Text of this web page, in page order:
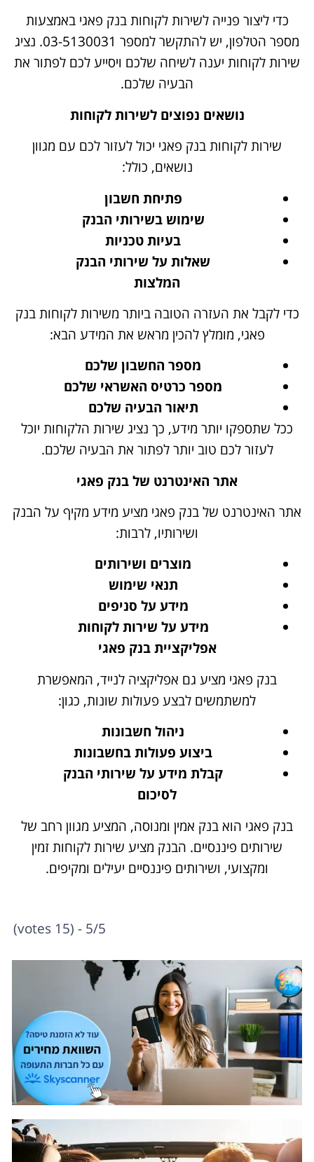
כדי ליצור פנייה לשירות לקוחות בנק פאגי באמצעות
מספר הטלפון, יש להתקשר למספר 03-5130031. נציג
שירות לקוחות יענה לשיחה שלכם ויסייע לכם לפתור את
הבעיה שלכם.
נושאים נפוצים לשירות לקוחות
שירות לקוחות בנק פאגי יכול לעזור לכם עם מגוון
נושאים, כולל:
פתיחת חשבון
שימוש בשירותי הבנק
בעיות טכניות
שאלות על שירותי הבנק
המלצות
כדי לקבל את העזרה הטובה ביותר משירות לקוחות בנק
פאגי, מומלץ להכין מראש את המידע הבא:
מספר החשבון שלכם
מספר כרטיס האשראי שלכם
תיאור הבעיה שלכם
ככל שתספקו יותר מידע, כך נציג שירות הלקוחות יוכל
לעזור לכם טוב יותר לפתור את הבעיה שלכם.
אתר האינטרנט של בנק פאגי
אתר האינטרנט של בנק פאגי מציע מידע מקיף על הבנק
ושירותיו, לרבות:
מוצרים ושירותים
תנאי שימוש
מידע על סניפים
מידע על שירות לקוחות
אפליקציית בנק פאגי
בנק פאגי מציע גם אפליקציה לנייד, המאפשרת
למשתמשים לבצע פעולות שונות, כגון:
ניהול חשבונות
ביצוע פעולות בחשבונות
קבלת מידע על שירותי הבנק
לסיכום
בנק פאגי הוא בנק אמין ומנוסה, המציע מגוון רחב של
שירותים פיננסיים. הבנק מציע שירות לקוחות זמין
ומקצועי, ושירותים פיננסיים יעילים ומקיפים.
5/5 - (15 votes)